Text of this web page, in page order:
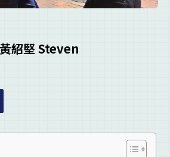
黃紹堅 Steven